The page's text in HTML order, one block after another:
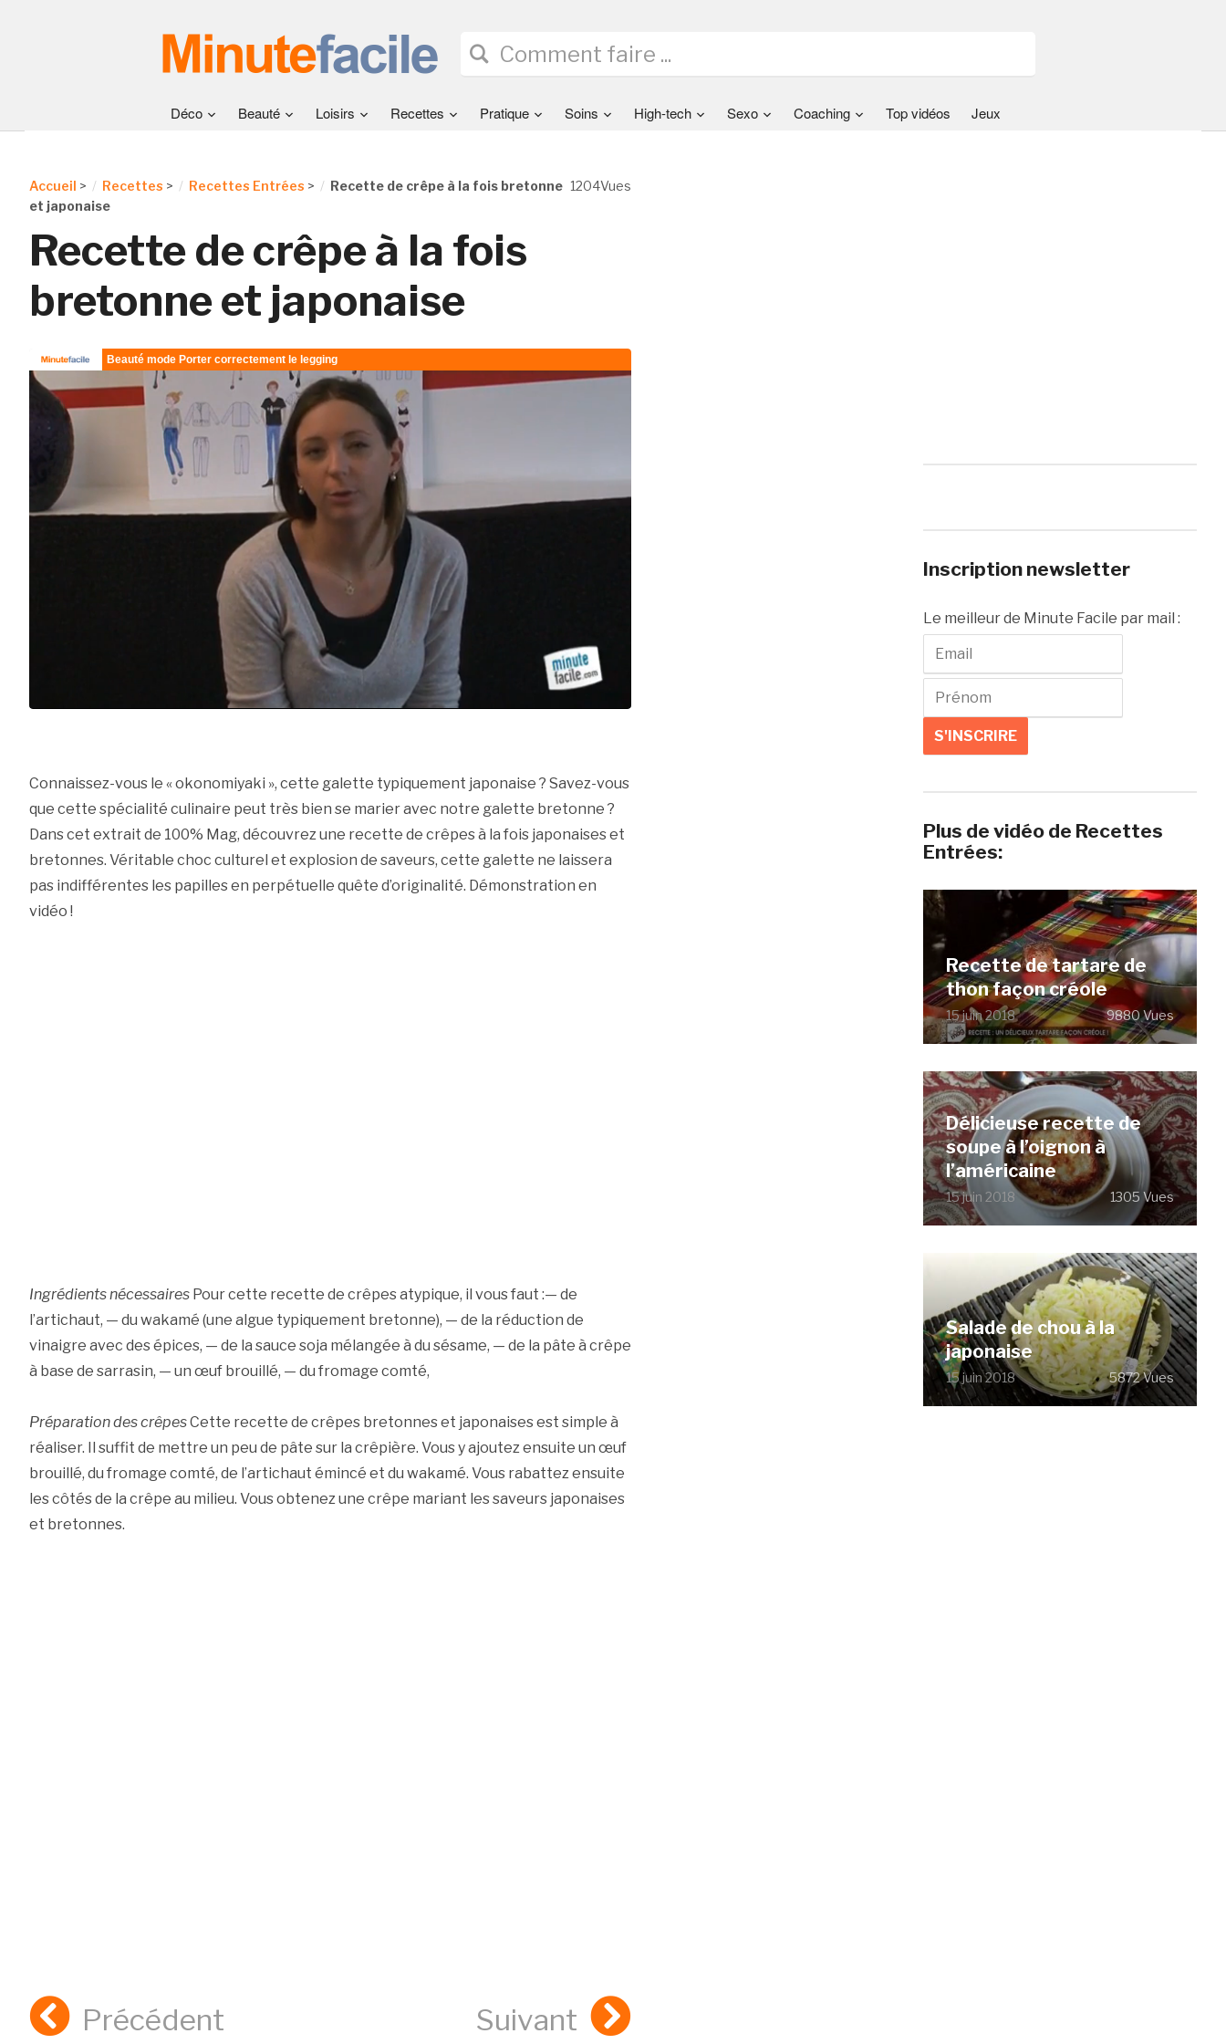
Déco Beauté Loisirs Recettes Pratique Soins High-tech Sexo Coaching Top vidéos Jeux
1204Vues
Accueil > Recettes > Recettes Entrées >
Recette de crêpe à la fois bretonne
et japonaise
Recette de crêpe à la fois
bretonne et japonaise
Connaissez-vous le « okonomiyaki », cette galette typiquement japonaise ? Savez-vous
que cette spécialité culinaire peut très bien se marier avec notre galette bretonne ?
Dans cet extrait de 100% Mag, découvrez une recette de crêpes à la fois japonaises et
bretonnes. Véritable choc culturel et explosion de saveurs, cette galette ne laissera
pas indifférentes les papilles en perpétuelle quête d’originalité. Démonstration en
vidéo !
Ingrédients nécessairesPour cette recette de crêpes atypique, il vous faut :— de
l’artichaut, — du wakamé (une algue typiquement bretonne), — de la réduction de
vinaigre avec des épices, — de la sauce soja mélangée à du sésame, — de la pâte à crêpe
à base de sarrasin, — un œuf brouillé, — du fromage comté,
Préparation des crêpesCette recette de crêpes bretonnes et japonaises est simple à
réaliser. Il suffit de mettre un peu de pâte sur la crêpière. Vous y ajoutez ensuite un œuf
brouillé, du fromage comté, de l’artichaut émincé et du wakamé. Vous rabattez ensuite
les côtés de la crêpe au milieu. Vous obtenez une crêpe mariant les saveurs japonaises
et bretonnes.
Précédent Suivant
Inscription newsletter
Le meilleur de Minute Facile par mail :
Plus de vidéo de Recettes
Entrées:
Recette de tartare de
thon façon créole
15 juin 2018 9880 Vues
Délicieuse recette de
soupe à l’oignon à
l’américaine
15 juin 2018 1305 Vues
Salade de chou à la
japonaise
15 juin 2018 5872 Vues